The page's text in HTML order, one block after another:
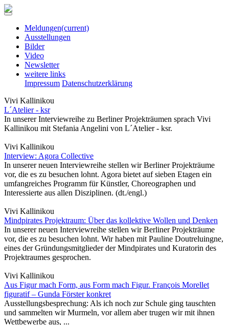
Meldungen(current)
Ausstellungen
Bilder
Video
Newsletter
weitere links
Impressum Datenschutzerklärung
Vivi Kallinikou
L´Atelier - ksr
In unserer Interviewreihe zu Berliner Projekträumen sprach Vivi
Kallinikou mit Stefania Angelini von L´Atelier - ksr.
Vivi Kallinikou
Interview: Agora Collective
In unserer neuen Interviewreihe stellen wir Berliner Projekträume
vor, die es zu besuchen lohnt. Agora bietet auf sieben Etagen ein
umfangreiches Programm für Künstler, Choreographen und
Interessierte aus allen Disziplinen. (dt./engl.)
Vivi Kallinikou
Mindpirates Projektraum: Über das kollektive Wollen und Denken
In unserer neuen Interviewreihe stellen wir Berliner Projekträume
vor, die es zu besuchen lohnt. Wir haben mit Pauline Doutreluingne,
eines der Gründungsmitglieder der Mindpirates und Kuratorin des
Projektraumes gesprochen.
Vivi Kallinikou
Aus Figur mach Form, aus Form mach Figur. François Morellet
figuratif – Gunda Förster konkret
Ausstellungsbesprechung: Als ich noch zur Schule ging tauschten
und sammelten wir Murmeln, vor allem aber trugen wir mit ihnen
Wettbewerbe aus, ...